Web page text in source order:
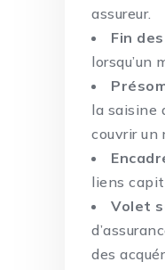
assureur.
Fin
lorsqu’un
la saisine
couvrir un
liens
Volet
des